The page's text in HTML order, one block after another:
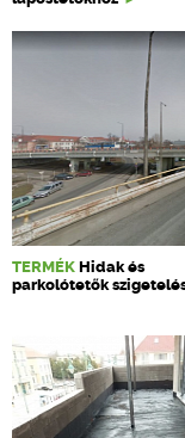
TERMÉK Hidak és
parkolótetők